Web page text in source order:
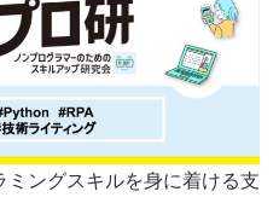
ミングスキルを身に着ける支